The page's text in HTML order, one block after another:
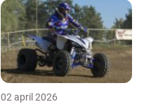
02 april 2026